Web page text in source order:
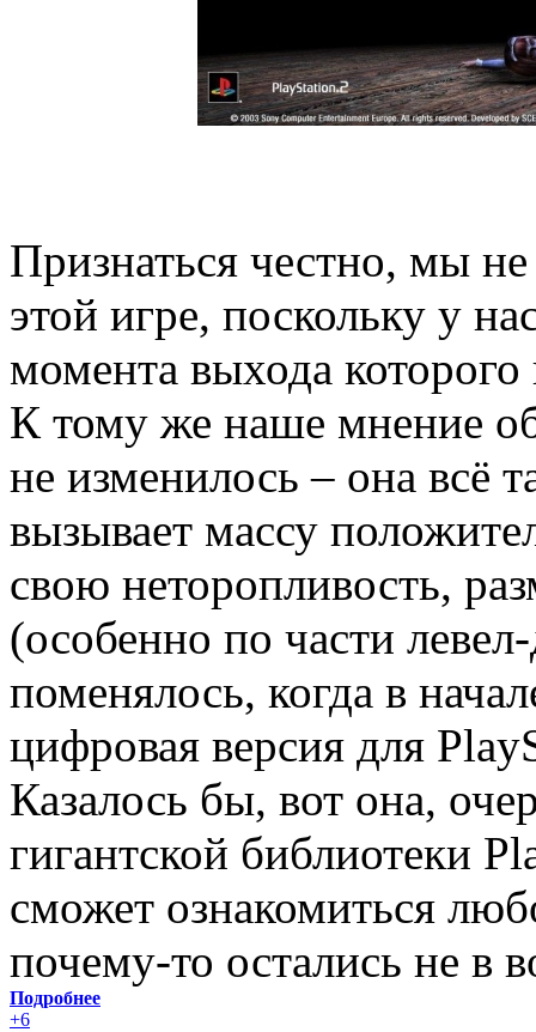
Признаться честно, мы
этой игре, поскольку у
момента выхода
К тому же наше мнение
не изменилось – она всё
вызывает массу
свою неторопливость,
(особенно по части
поменялось, когда в
цифровая версия для
Казалось бы, вот она,
гигантской библиотеки
сможет ознакомиться
почему-то остались не в
Подробнее
+6